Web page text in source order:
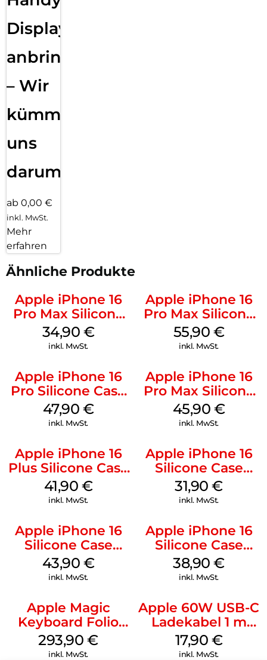
Displayfolie
anbringen
– Wir
kümmern
uns
darum!
ab 0,00 €
inkl. MwSt.
Mehr
erfahren
Ähnliche Produkte
Apple iPhone 16
Pro Max Silicone
Case MagSafe
Denim
34,90 €
inkl. MwSt.
Apple iPhone 16
Pro Max Silicone
Case MagSafe
Stone Gray
55,90 €
inkl. MwSt.
Apple iPhone 16
Pro Silicone Case
MagSafe Denim
47,90 €
inkl. MwSt.
Apple iPhone 16
Pro Max Silicone
Case MagSafe
Ultramarine
45,90 €
inkl. MwSt.
Apple iPhone 16
Plus Silicone Case
MagSafe Stone
Gray
41,90 €
inkl. MwSt.
Apple iPhone 16
Silicone Case
MagSafe Fuchsia
31,90€
inkl. MwSt.
Apple iPhone 16
Silicone Case
MagSafe Plum
43,90 €
inkl. MwSt.
Apple iPhone 16
Silicone Case
MagSafe
Ultramarine
38,90€
inkl. MwSt.
Apple Magic
Keyboard Folio
iPad 10.9″ (10.Gen.)
Weiß
293,90€
inkl. MwSt.
Apple 60W USB-C
Ladekabel 1 m
Weiß
17,90 €
inkl. MwSt.